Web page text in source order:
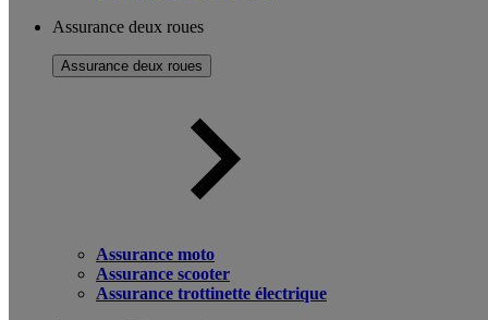
Assurance deux roues
Assurance deux roues
Assurance moto
Assurance scooter
Assurance trottinette électrique